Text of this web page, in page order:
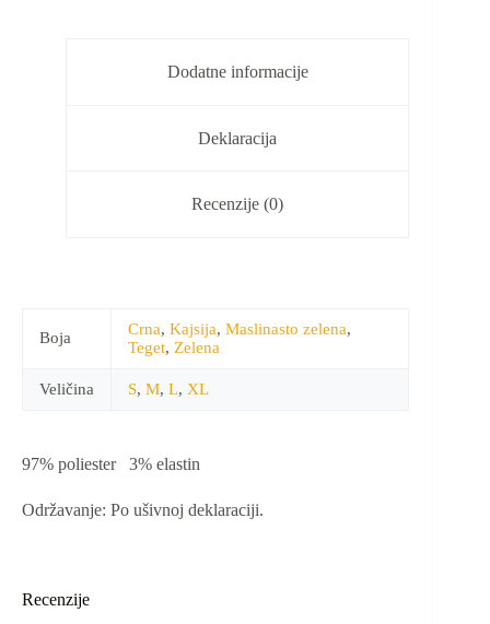
Dodatne informacije
Deklaracija
Recenzije (0)
Boja Crna, Kajsija, Maslinasto zelena,
Teget, Zelena
Veličina S, M, L, XL
97% poliester 3% elastin
Održavanje: Po ušivnoj deklaraciji.
Recenzije